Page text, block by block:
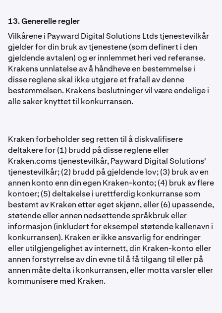
13. Generelle regler
Vilkårene i Payward Digital Solutions Ltds tjenestevilkår
gjelder for din bruk av tjenestene (som definert i den
gjeldende avtalen) og er innlemmet heri ved referanse.
Krakens unnlatelse av å håndheve en bestemmelse i
disse reglene skal ikke utgjøre et frafall av denne
bestemmelsen. Krakens beslutninger vil være endelige i
alle saker knyttet til konkurransen.
Kraken forbeholder seg retten til å diskvalifisere
deltakere for (1) brudd på disse reglene eller
Kraken.coms tjenestevilkår, Payward Digital Solutions'
tjenestevilkår; (2) brudd på gjeldende lov; (3) bruk av en
annen konto enn din egen Kraken-konto; (4) bruk av flere
kontoer; (5) deltakelse i urettferdig konkurranse som
bestemt av Kraken etter eget skjønn, eller (6) upassende,
støtende eller annen nedsettende språkbruk eller
informasjon (inkludert for eksempel støtende kallenavn i
konkurransen). Kraken er ikke ansvarlig for endringer
eller utilgjengelighet av internett, din Kraken-konto eller
annen forstyrrelse av din evne til å få tilgang til eller på
annen måte delta i konkurransen, eller motta varsler eller
kommunisere med Kraken.